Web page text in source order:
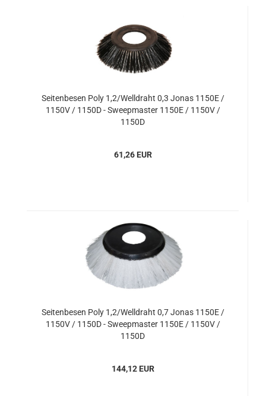
Seitenbesen Poly 1,2/Welldraht 0,3 Jonas 1150E /
1150V / 1150D - Sweepmaster 1150E / 1150V /
1150D
61,26 EUR
Seitenbesen Poly 1,2/Welldraht 0,7 Jonas 1150E /
1150V / 1150D - Sweepmaster 1150E / 1150V /
1150D
144,12 EUR